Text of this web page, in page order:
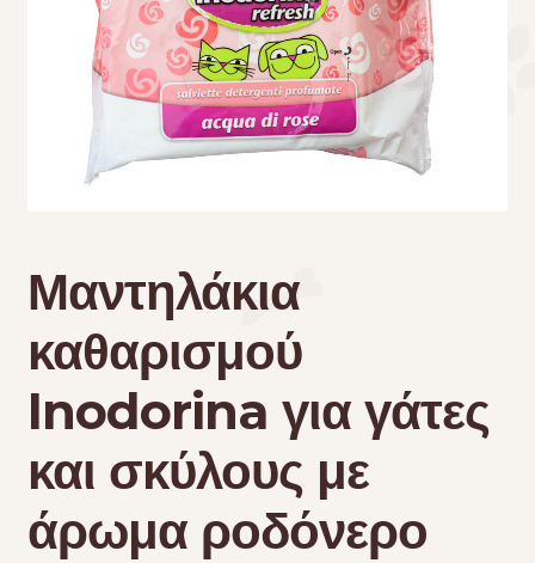
Πουλί
Κρεβατάκια
Τσάντες μεταφοράς
Μαντηλάκια
καθαρισμού
Inodorina για γάτες
και σκύλους με
άρωμα ροδόνερο